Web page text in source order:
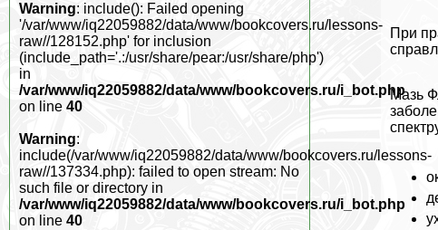
При
Мазь
Warning: include(): Failed opening
'/var/www/iq22059882/data/www/bookcovers.ru/lessons-
raw//128152.php' for inclusion
(include_path='.:/usr/share/pear:/usr/share/php')
in
/var/www/iq22059882/data/www/bookcovers.ru/i_bot.php
on line 40
Warning:
include(/var/www/iq22059882/data/www/bookcovers.ru/lessons-
raw//137334.php): failed to open stream: No
such file or directory in
/var/www/iq22059882/data/www/bookcovers.ru/i_bot.php
on line 40